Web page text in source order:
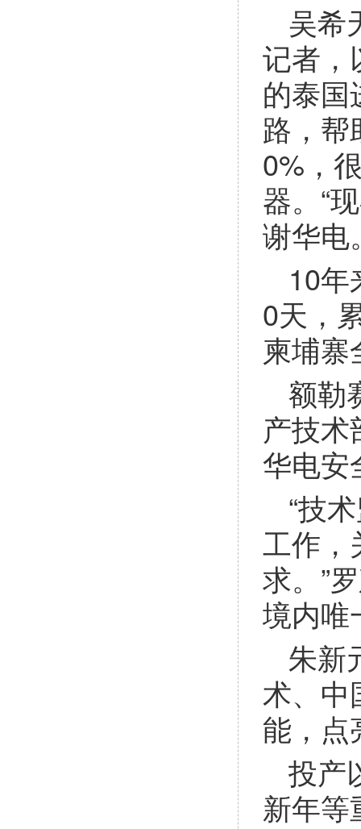
吴希
记者，
的泰国
路，帮
0%，
器。“
谢华电
10年
0天，
柬埔寨
额勒
产技
华电安
“技
工作，
求。”
境内唯
朱新
术、中
能，点
投产
新年等